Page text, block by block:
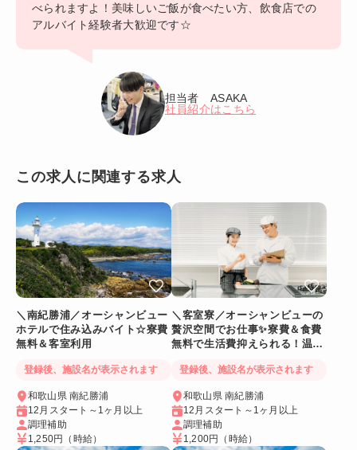
べられますよ！美味しいご飯が食べたい方、飲食店での
アルバイト経験者大歓迎です☆
担当者 ASAKA
社員紹介はこちら
この求人に関連する求人
＼南紀勝浦／オーシャンビュー
ホテルで住み込みバイト☆寮費
無料＆客室利用
登録後、施設名が表示されます
和歌山県 南紀勝浦
12月スタート～1ヶ月以上
調理補助
1,250円
（時給）
＼客室寮／オーシャンビューの
贅沢空間でお仕事✨寮費＆食費
無料で生活費抑えられる！温泉
登録後、施設名が表示されます
和歌山県 南紀勝浦
12月スタート～1ヶ月以上
調理補助
1,200円
（時給）